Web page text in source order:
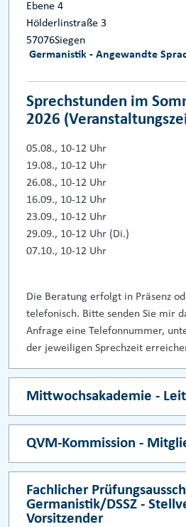
Ebene 4
Hölderlinstraße 3
57076Siegen
Germanistik - Angewandte
Sprechstunden im
2026
05.08., 10-12 Uhr
19.08., 10-12 Uhr
26.08., 10-12 Uhr
16.09., 10-12 Uhr
23.09., 10-12 Uhr
29.09., 10-12 Uhr (Di.)
07.10., 10-12 Uhr
Die Beratung erfolgt in Präsenz
telefonisch. Bitte senden Sie mir
Anfrage eine Telefonnummer,
der jeweiligen Sprechzeit
Mittwochsakademie -
QVM-Kommission -
Fachlicher
Germanistik/DSSZ -
Vorsitzender